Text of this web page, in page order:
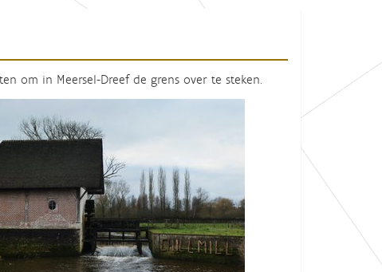
om in Meersel-Dreef de grens over te steken.